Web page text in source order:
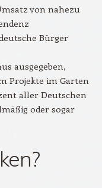
von nahezu
Bürger
ausgegeben,
Projekte im Garten
aller Deutschen
oder sogar